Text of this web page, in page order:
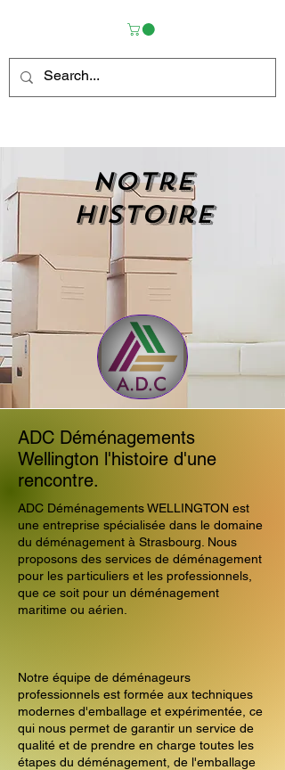
Notre
histoire
ADC Déménagements
Wellington l'histoire d'une
rencontre.
ADC Déménagements WELLINGTON est
une entreprise spécialisée dans le domaine
du déménagement à Strasbourg. Nous
proposons des services de déménagement
pour les particuliers et les professionnels,
que ce soit pour un déménagement
maritime ou aérien.
Notre équipe de déménageurs
professionnels est formée aux techniques
modernes d'emballage et expérimentée, ce
qui nous permet de garantir un service de
qualité et de prendre en charge toutes les
étapes du déménagement, de l'emballage